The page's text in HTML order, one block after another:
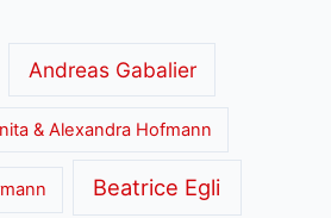
Andreas Gabalier
& Alexandra Hofmann
Beatrice Egli